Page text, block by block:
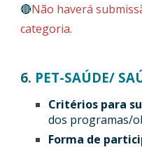
🔴Não haverá
categoria.
6. PET-SAÚDE/
Critérios para
dos programas/
Forma de